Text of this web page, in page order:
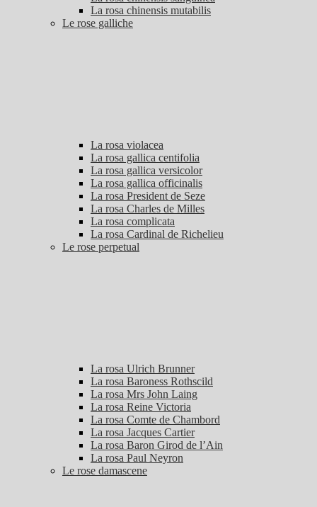
La rosa chinensis mutabilis
Le rose galliche
La rosa violacea
La rosa gallica centifolia
La rosa gallica versicolor
La rosa gallica officinalis
La rosa President de Seze
La rosa Charles de Milles
La rosa complicata
La rosa Cardinal de Richelieu
Le rose perpetual
La rosa Ulrich Brunner
La rosa Baroness Rothscild
La rosa Mrs John Laing
La rosa Reine Victoria
La rosa Comte de Chambord
La rosa Jacques Cartier
La rosa Baron Girod de l’Ain
La rosa Paul Neyron
Le rose damascene